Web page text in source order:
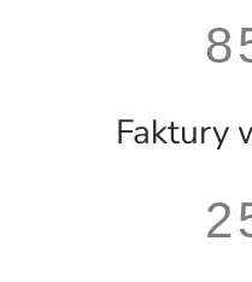
Faktury